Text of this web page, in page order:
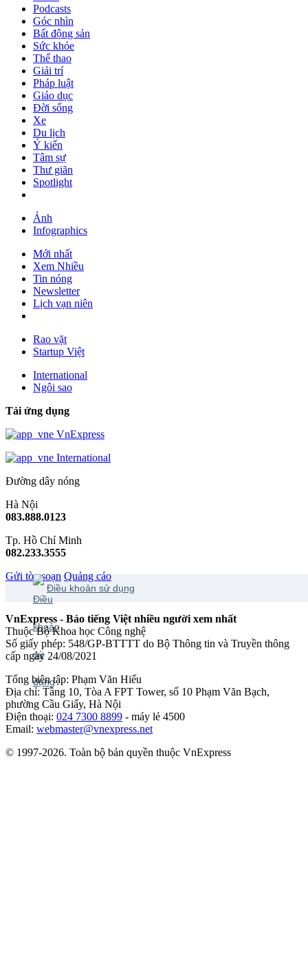
Podcasts
Góc nhìn
Bất động sản
Sức khỏe
Thể thao
Giải trí
Pháp luật
Giáo dục
Đời sống
Xe
Du lịch
Ý kiến
Tâm sự
Thư giãn
Spotlight
Ảnh
Infographics
Mới nhất
Xem Nhiều
Tin nóng
Newsletter
Lịch vạn niên
Rao vặt
Startup Việt
International
Ngôi sao
Tải ứng dụng
VnExpress
International
Đường dây nóng
Hà Nội
083.888.0123
Tp. Hồ Chí Minh
082.233.3555
Gửi tòa soạn Quảng cáo
Điều khoản sử dụng
VnExpress - Báo tiếng Việt nhiều người xem nhất
Thuộc Bộ Khoa học Công nghệ
Số giấy phép: 548/GP-BTTTT do Bộ Thông tin và Truyền thông
cấp ngày 24/08/2021
Tổng biên tập: Phạm Văn Hiếu
Địa chỉ: Tầng 10, Tòa A FPT Tower, số 10 Phạm Văn Bạch,
phường Cầu Giấy, Hà Nội
Điện thoại: 024 7300 8899 - máy lẻ 4500
Email: webmaster@vnexpress.net
© 1997-2026. Toàn bộ bản quyền thuộc VnExpress